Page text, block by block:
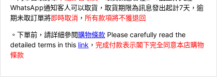
WhatsApp通知客人可以取貨，取貨期限為訊息發出起計7天，逾
期未取訂單將即時取消 ， 所有款項將不獲退回
。下單前，請詳細參閱購物條款 Please carefully read the
detailed terms in this link ， 完成付款表示閣下完全同意本店購物
條款